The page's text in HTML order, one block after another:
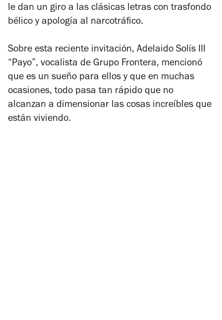
le dan un giro a las clásicas letras con trasfondo
bélico y apología al narcotráfico.
Sobre esta reciente invitación, Adelaido Solís III
“Payo”, vocalista de Grupo Frontera, mencionó
que es un sueño para ellos y que en muchas
ocasiones, todo pasa tan rápido que no
alcanzan a dimensionar las cosas increíbles que
están viviendo.